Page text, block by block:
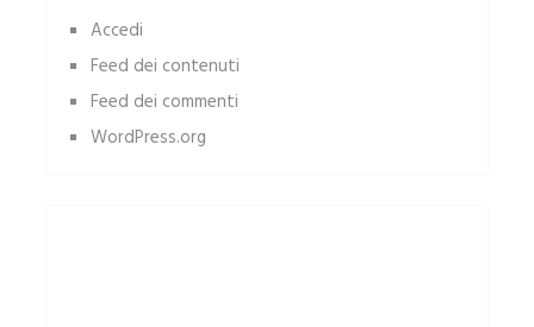
Accedi
Feed dei contenuti
Feed dei commenti
WordPress.org